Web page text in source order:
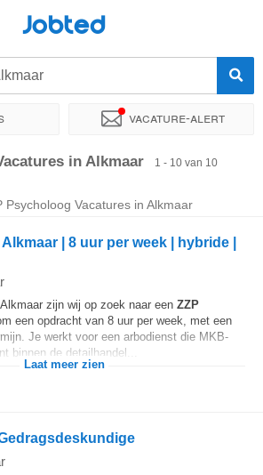
Jobted
Vacature-alert
locatie Werkuren
in Alkmaar 1 - 10 van 10
Vacatures in Alkmaar
| 8 uur per week | hybride |
zijn wij op zoek naar een ZZP
een opdracht van 8 uur per week, met een
Je werkt voor een arbodienst die MKB-
binnen de detailhandel...
Laat meer zien